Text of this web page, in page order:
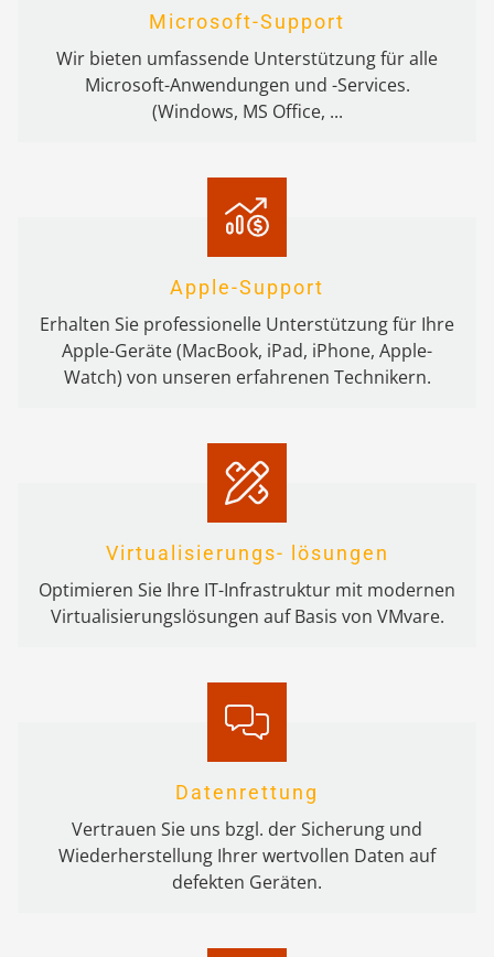
Microsoft-Support
Wir bieten umfassende Unterstützung für alle
Microsoft-Anwendungen und -Services.
(Windows, MS Office, ...
Apple-Support
Erhalten Sie professionelle Unterstützung für Ihre
Apple-Geräte (MacBook, iPad, iPhone, Apple-
Watch) von unseren erfahrenen Technikern.
Virtualisierungs- lösungen
Optimieren Sie Ihre IT-Infrastruktur mit modernen
Virtualisierungslösungen auf Basis von VMvare.
Datenrettung
Vertrauen Sie uns bzgl. der Sicherung und
Wiederherstellung Ihrer wertvollen Daten auf
defekten Geräten.